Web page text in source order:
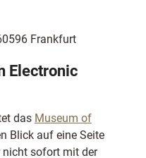
Frankfurt
Electronic
das Museum of
Blick auf eine Seite
nicht sofort mit der